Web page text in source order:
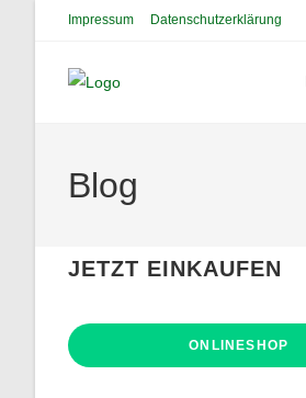
Impressum Datenschutzerklärung
Blog
JETZT EINKAUFEN
ONLINESHOP